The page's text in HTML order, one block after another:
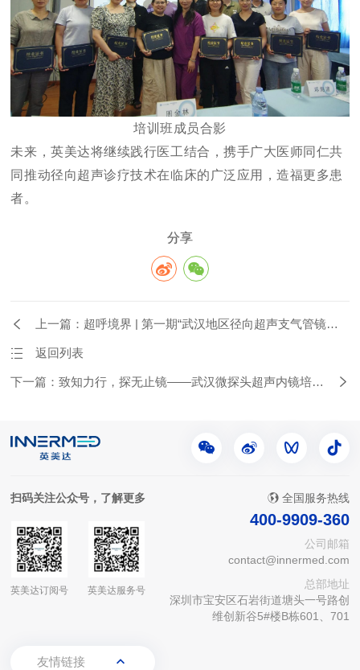
培训班成员合影
未来，英美达将继续践行医工结合，携手广大医师同仁共
同推动径向超声诊疗技术在临床的广泛应用，造福更多患
者。
分享
上一篇：超呼境界 | 第一期“武汉地区径向超声支气管镜培
返回列表
下一篇：致知力行，探无止镜——武汉微探头超声内镜培训
扫码关注公众号，了解更多
英美达订阅号 英美达服务号
全国服务热线
400-9909-360
公司邮箱
contact@innermed.com
总部地址
深圳市宝安区石岩街道塘头一号路创
维创新谷5#楼B栋601、701
友情链接